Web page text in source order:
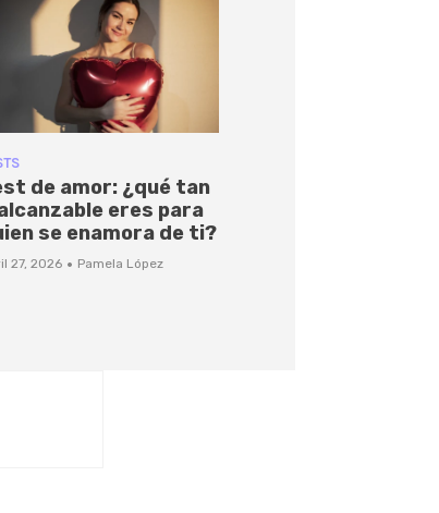
de amor: ¿qué tan
eres para
se enamora de ti?
27, 2026 · Pamela López